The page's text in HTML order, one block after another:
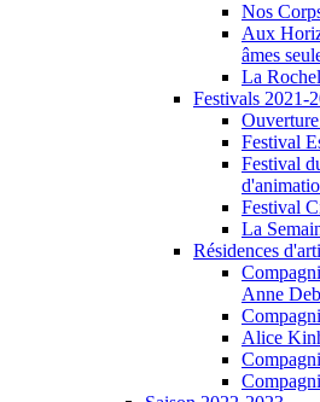
Nos
Aux
âmes
La
Festivals 2021-
Festival
Festival
Festival
La
Résidences
Anne
Alice